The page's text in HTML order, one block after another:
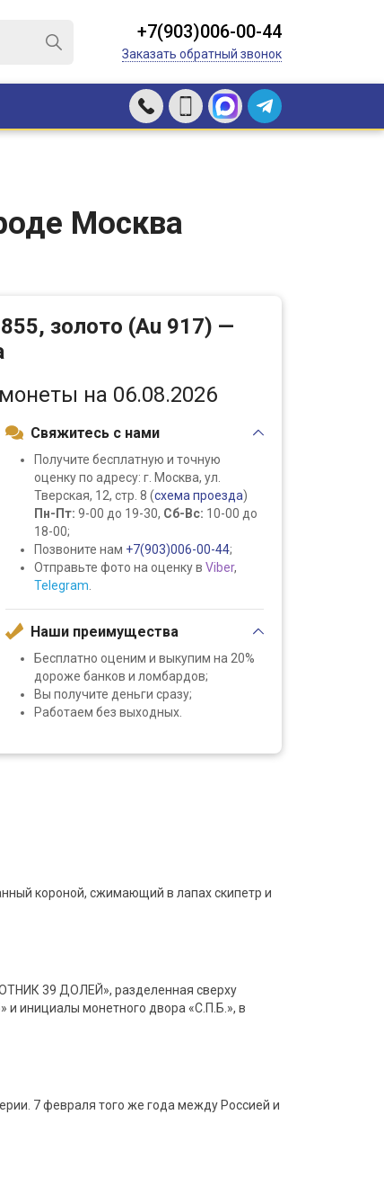
+7(903)006-00-44
Заказать обратный звонок
Москва
золото (Au 917) —
на 06.08.2026
Свяжитесь с нами
Получите бесплатную и точную
оценку по адресу: г. Москва, ул.
Тверская, 12, стр. 8 (схема проезда)
Пн-Пт: 9-00 до 19-30, Сб-Вс: 10-00 до
18-00;
Позвоните нам +7(903)006-00-44;
Отправьте фото на оценку в Viber,
Telegram
Наши преимущества
Бесплатно оценим и выкупим на 20%
дороже банков и ломбардов;
Вы получите деньги сразу;
Работаем без выходных.
короной, сжимающий в лапах скипетр и
39 ДОЛЕЙ», разделенная сверху
и инициалы монетного двора «С.П.Б.», в
7 февраля того же года между Россией и